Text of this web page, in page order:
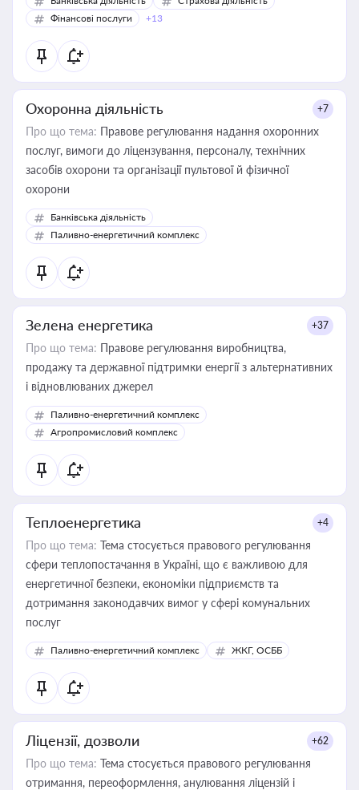
Фінансові послуги
+13
Охоронна діяльність +7
Про що тема: Правове регулювання надання охоронних
послуг, вимоги до ліцензування, персоналу, технічних
засобів охорони та організації пультової й фізичної
охорони
Банківська діяльність
Паливно-енергетичний комплекс
Зелена енергетика +37
Про що тема: Правове регулювання виробництва,
продажу та державної підтримки енергії з альтернативних
і відновлюваних джерел
Паливно-енергетичний комплекс
Агропромисловий комплекс
Теплоенергетика +4
Про що тема: Тема стосується правового регулювання
сфери теплопостачання в Україні, що є важливою для
енергетичної безпеки, економіки підприємств та
дотримання законодавчих вимог у сфері комунальних
послуг
Паливно-енергетичний комплекс ЖКГ, ОСББ
Ліцензії, дозволи +62
Про що тема: Тема стосується правового регулювання
отримання, переоформлення, анулювання ліцензій і